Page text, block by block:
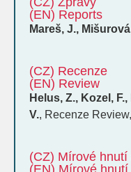
(EN) Reports
Mareš, J.,
(CZ) Recenze
(EN) Review
Helus, Z., Kozel,
V., Recenze Review,
(CZ) Mírové
(EN) Mírové